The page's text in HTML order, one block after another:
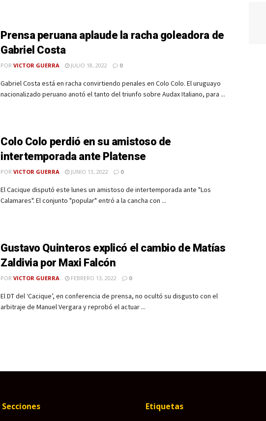
Prensa peruana aplaude la racha goleadora de
Gabriel Costa
POR VICTOR GUERRA JULIO 18, 2022 0
Gabriel Costa está en racha convirtiendo penales en Colo Colo. El uruguayo
nacionalizado peruano anotó el tanto del triunfo sobre Audax Italiano, para ...
Colo Colo perdió en su amistoso de
intertemporada ante Platense
POR VICTOR GUERRA JUNIO 13, 2022 0
El Cacique disputó este lunes un amistoso de intertemporada ante "Los
Calamares". El conjunto "popular" entró a la cancha con ...
Gustavo Quinteros explicó el cambio de Matías
Zaldivia por Maxi Falcón
POR VICTOR GUERRA FEBRERO 13, 2022 0
El DT del ‘Cacique’, en conferencia de prensa, no ocultó su disgusto con el
arbitraje de Manuel Vergara y reprobó el actuar ...
Secciones Etiquetas